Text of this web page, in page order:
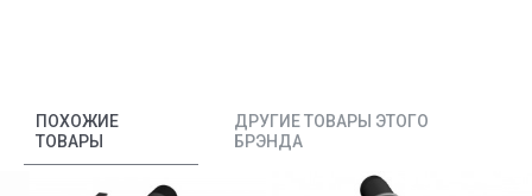
ПОХОЖИЕ
ТОВАРЫ
ДРУГИЕ ТОВАРЫ ЭТОГО
БРЭНДА